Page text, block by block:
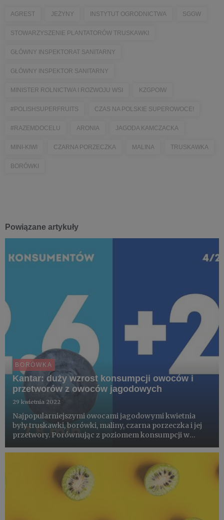
AGREST JEŻYNY INSTYTUT OGRODNICTWA SGGW
STOWARZYSZENIE PLANTATORÓW TRUSKAWKI
GŁÓWNY INSPEKTORAT SANITARNY
GŁÓWNY INSPEKTOR SANITARNY
MINISTER ROLNICTWA I ROZWOJU WSI KZGPOIW
#POLISHSUPERFRUITS CZAS NA POLSKIE SUPEROWOCE!
#RAZEMDOCELU ARONIA JAGODA KAMCZACKA
MINI-KIWI CZARNA PORZECZKA MALINA TRUSKAWKA
BORÓWKI
Powiązane artykuły
BORÓWKA
Kantar: duży wzrost konsumpcji owoców i
przetworów z owoców jagodowych
29 kwietnia 2022
Najpopularniejszymi owocami jagodowymi kwietnia
były truskawki, borówki, maliny, czarna porzeczka i jej
przetwory. Porównując z poziomem konsumpcji w
Kantar gatunki. Liderem wzrostu konsumpcji jest czarna
porzeczka i jej ...